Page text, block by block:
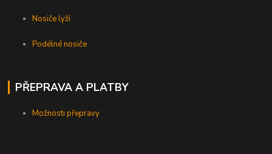
Nosiče lyží
Podélné nosiče
PŘEPRAVA A PLATBY
Možnosti přepravy